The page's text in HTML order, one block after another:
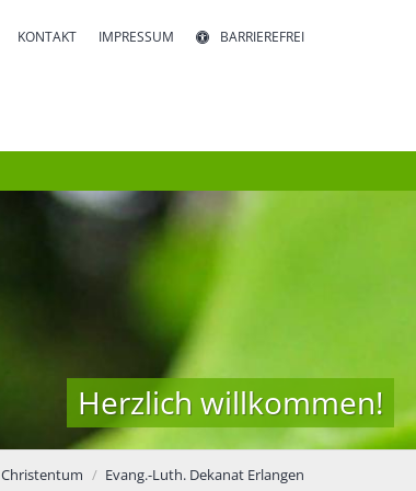
KONTAKT IMPRESSUM BARRIEREFREI
Herzlich willkommen!
Christentum Evang.-Luth. Dekanat Erlangen